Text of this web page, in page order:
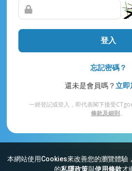
本網站使用Cookies來改善您的瀏覽體驗
的私隱政策與使用條款才
登入
忘記密碼？
還未是會員嗎？ 立即
一經登記或登入，即代表閣下接受
條款及細則。
網站索引 常見問題 私隱